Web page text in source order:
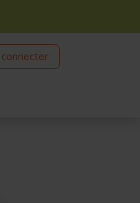
connecter